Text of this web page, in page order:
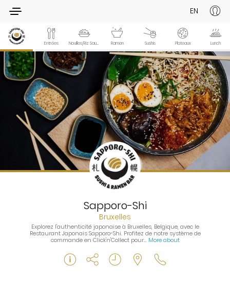
EN
Entrées Nouilles/Riz Sauté Ramen Sushis Plateaux Lunch
Sapporo-Shi
Bruxelles
Explorez l'authenticité japonaise à Bruxelles, Belgique, avec le
Restaurant Japonais Sapporo-Shi. Profitez de notre système de
commande en Click'n'Collect pour… More about